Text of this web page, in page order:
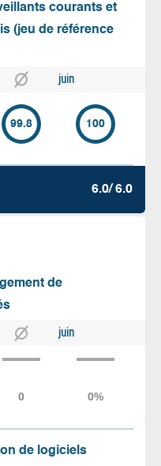
courants et
(jeu de référence
juin
99.8 100
6.0/ 6.0
de
juin
de logiciels